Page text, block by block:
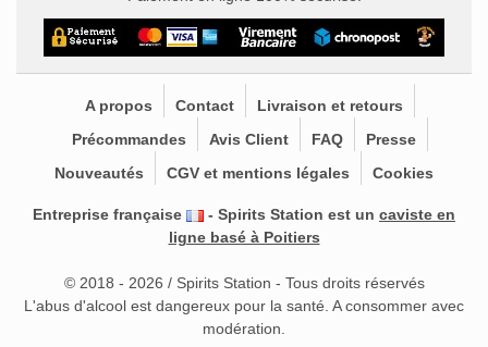
A propos Contact
Livraison et retours
Précommandes
Avis Client FAQ
Presse
Nouveautés
CGV et mentions légales Cookies
Entreprise française - Spirits Station est un caviste en
ligne basé à Poitiers
© 2018 - 2026 / Spirits Station - Tous droits réservés
L'abus d'alcool est dangereux pour la santé. A consommer avec
modération.